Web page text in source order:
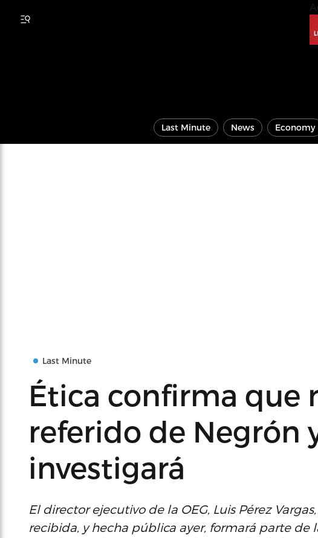
Last Minute News Economy
Last Minute
Ética confirma que
referido de Negrón
investigará
El director ejecutivo de la OEG, Luis Pérez
recibida, y hecha pública ayer, formará parte de